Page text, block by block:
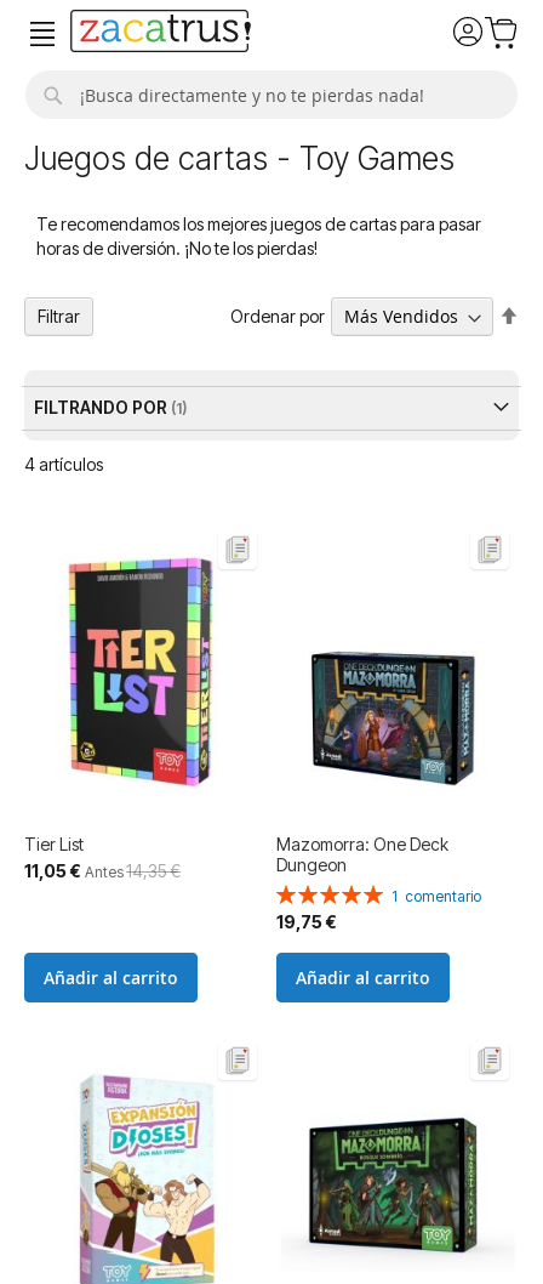
Juegos de cartas - Toy Games
Te recomendamos los mejores juegos de cartas para pasar
horas de diversión. ¡No te los pierdas!
4artículos
Ordenar por
Tier List
Precio
especial
11,05 € Antes14,35 €
Añadir al carrito
Mazomorra: One Deck
Dungeon
Valoración:
100%
1 comentario
19,75 €
Añadir al carrito
Filtrar
FILTRANDO POR